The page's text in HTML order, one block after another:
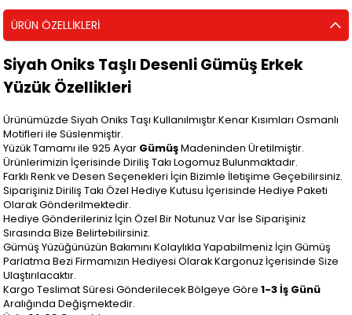
ÜRÜN ÖZELLIKLERI
Siyah Oniks Taşlı Desenli Gümüş Erkek
Yüzük Özellikleri
Ürünümüzde Siyah Oniks Taşı Kullanılmıştır.Kenar Kısımları Osmanlı
Motifleri ile Süslenmiştir.
Yüzük Tamamı ile 925 Ayar GümüşMadeninden Üretilmiştir.
Ürünlerimizin İçerisinde Diriliş Takı Logomuz Bulunmaktadır.
Farklı Renk ve Desen Seçenekleri İçin Bizimle İletişime Geçebilirsiniz.
Siparişiniz Diriliş Takı Özel Hediye Kutusu İçerisinde Hediye Paketi
Olarak Gönderilmektedir.
Hediye Gönderileriniz İçin Özel Bir Notunuz Var İse Siparişiniz
Sırasında Bize Belirtebilirsiniz.
Gümüş Yüzüğünüzün Bakımını Kolaylıkla Yapabilmeniz İçin Gümüş
Parlatma Bezi Firmamızın Hediyesi Olarak Kargonuz İçerisinde Size
Ulaştırılacaktır.
Kargo Teslimat Süresi Gönderilecek Bölgeye Göre1-3 İş Günü
Aralığında Değişmektedir.